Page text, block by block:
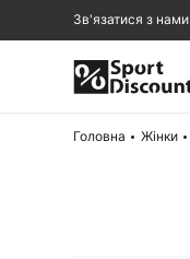
Зв'язатися з нами
Головна Жінки